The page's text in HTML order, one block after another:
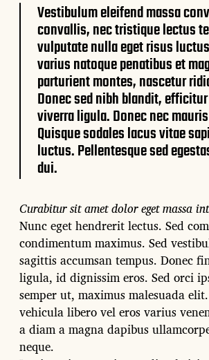
Vestibulum eleifend massa
convallis, nec tristique lectus
vulputate nulla eget risus
varius natoque penatibus et
parturient montes, nascetur
Donec sed nibh blandit,
viverra ligula. Donec nec
Quisque sodales lacus vitae
luctus. Pellentesque sed
dui.
Curabitur sit amet dolor eget massa
Nunc eget hendrerit lectus. Sed
condimentum maximus. Sed
sagittis accumsan tempus. Donec
ligula, id dignissim eros. Sed orci
semper ut, maximus malesuada
vehicula libero vel eros varius
a diam a magna dapibus
neque.